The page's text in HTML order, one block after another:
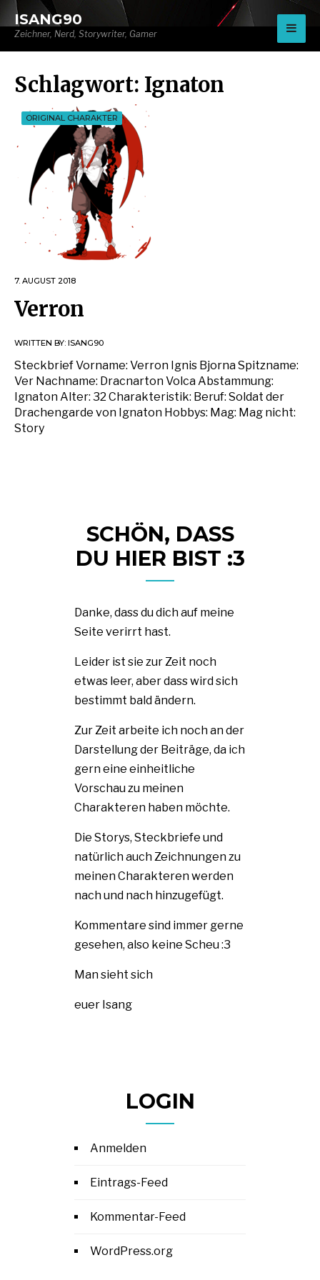
ISANG90
Zeichner, Nerd, Storywriter, Gamer
Schlagwort: Ignaton
ORIGINAL CHARAKTER
7. AUGUST 2018
Verron
WRITTEN BY: ISANG90
Steckbrief Vorname: Verron Ignis Bjorna Spitzname:
Ver Nachname: Dracnarton Volca Abstammung:
Ignaton Alter: 32 Charakteristik: Beruf: Soldat der
Drachengarde von Ignaton Hobbys: Mag: Mag nicht:
Story
SCHÖN, DASS
DU HIER BIST :3
Danke, dass du dich auf meine
Seite verirrt hast.
Leider ist sie zur Zeit noch
etwas leer, aber dass wird sich
bestimmt bald ändern.
Zur Zeit arbeite ich noch an der
Darstellung der Beiträge, da ich
gern eine einheitliche
Vorschau zu meinen
Charakteren haben möchte.
Die Storys, Steckbriefe und
natürlich auch Zeichnungen zu
meinen Charakteren werden
nach und nach hinzugefügt.
Kommentare sind immer gerne
gesehen, also keine Scheu :3
Man sieht sich
euer Isang
LOGIN
Anmelden
Eintrags-Feed
Kommentar-Feed
WordPress.org
for: